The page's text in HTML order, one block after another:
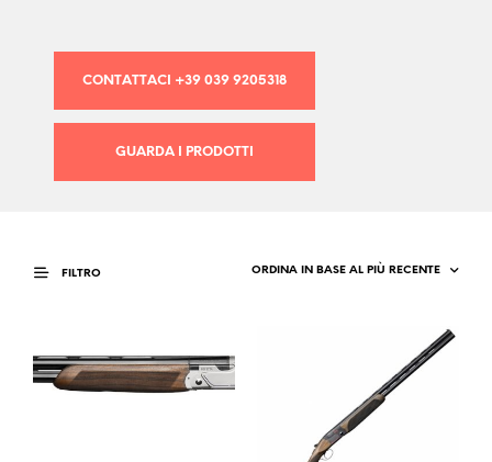
CONTATTACI +39 039 9205318
GUARDA I PRODOTTI
FILTRO